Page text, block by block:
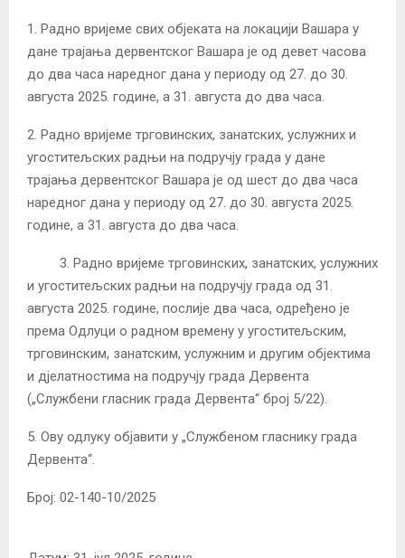
1. Радно вријеме свих објеката на локацији Вашара у
дане трајања дервентског Вашара је од девет часова
до два часа наредног дана у периоду од 27. до 30.
августа 2025. године, а 31. августа до два часа.
2. Радно вријеме трговинских, занатских, услужних и
угоститељских радњи на подручју града у дане
трајања дервентског Вашара је од шест до два часа
наредног дана у периоду од 27. до 30. августа 2025.
године, а 31. августа до два часа.
3. Радно вријеме трговинских, занатских, услужних
и угоститељских радњи на подручју града од 31.
августа 2025. године, послије два часа, одређено је
према Одлуци о радном времену у угоститељским,
трговинским, занатским, услужним и другим објектима
и дјелатностима на подручју града Дервента
(„Службени гласник града Дервента“ број 5/22).
5. Ову одлуку објавити у „Службеном гласнику града
Дервента“.
Број: 02-140-10/2025